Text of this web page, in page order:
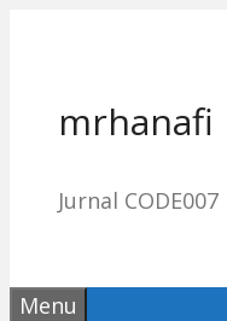
mrhanafi
Jurnal CODE007
Menu